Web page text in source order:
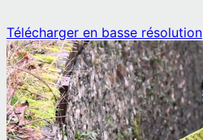
Télécharger en basse résolution